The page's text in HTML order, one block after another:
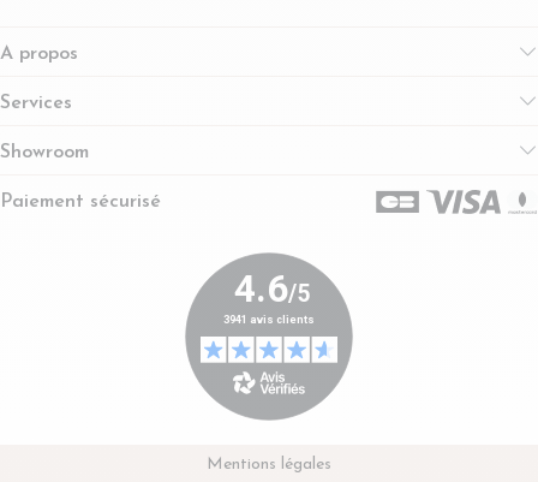
A propos
Services
Showroom
Paiement sécurisé
Mentions légales